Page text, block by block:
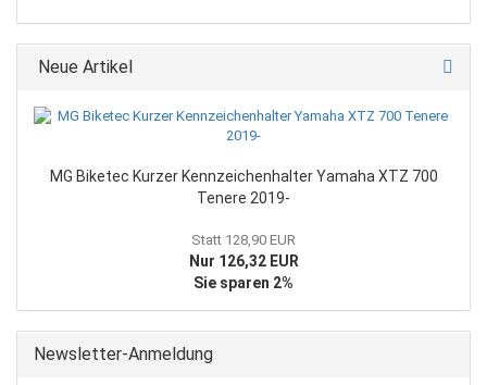
Neue Artikel
MG Biketec Kurzer Kennzeichenhalter Yamaha XTZ 700
Tenere 2019-
Statt 128,90 EUR
Nur 126,32 EUR
Sie sparen 2%
Newsletter-Anmeldung